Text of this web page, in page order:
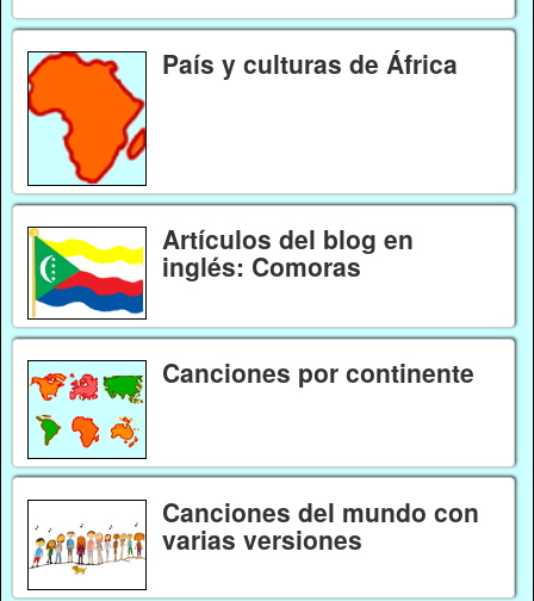
País y culturas de África
Artículos del blog en
inglés: Comoras
Canciones por continente
Canciones del mundo con
varias versiones